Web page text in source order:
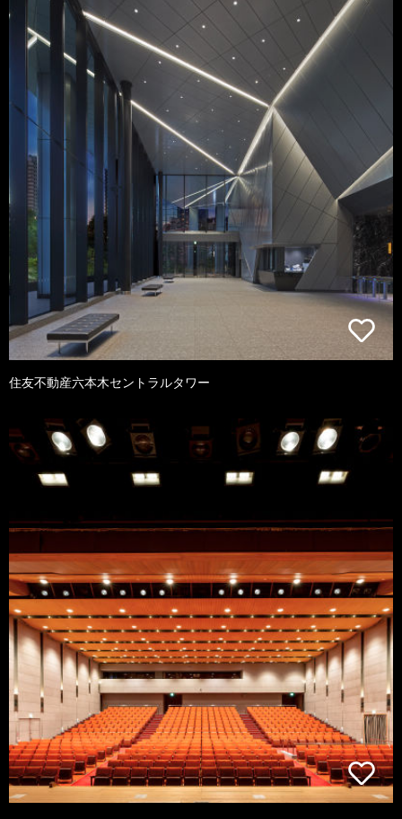
住友不動産六本木セントラルタワー